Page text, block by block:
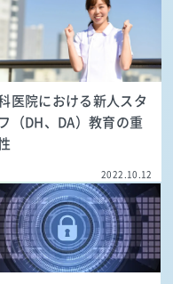
医院における新人スタ
（DH、DA）教育の重
2022.10.12